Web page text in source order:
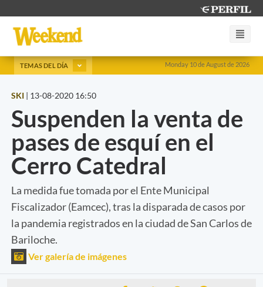
Monday 10 de August de 2026
TEMAS DEL DÍA
SKI | 13-08-2020 16:50
Suspenden la venta de
pases de esquí en el
Cerro Catedral
La medida fue tomada por el Ente Municipal
Fiscalizador (Eamcec), tras la disparada de casos por
la pandemia registrados en la ciudad de San Carlos de
Bariloche.
Ver galería de imágenes